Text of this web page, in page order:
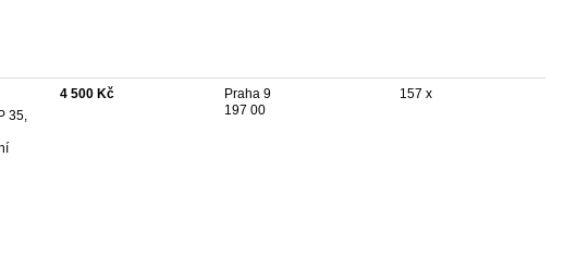
35,
4 500 Kč
Praha 9
197 00
157 x